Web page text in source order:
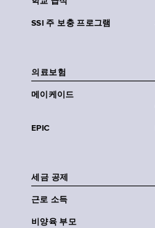
SSI 주 보충 프로그램
의료보험
메이케이드
EPIC
세금 공제
근로 소득
비양육 부모